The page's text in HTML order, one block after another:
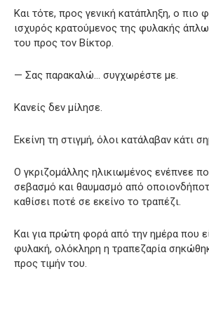
Και τότε, προς γενική κατάπληξη, ο πιο
ισχυρός κρατούμενος της φυλακής
του προς τον Βίκτορ.
— Σας παρακαλώ… συγχωρέστε με.
Κανείς δεν μίλησε.
Εκείνη τη στιγμή, όλοι κατάλαβαν κάτι
Ο γκριζομάλλης ηλικιωμένος ενέπνεε
σεβασμό και θαυμασμό από
καθίσει ποτέ σε εκείνο το τραπέζι.
Και για πρώτη φορά από την ημέρα που
φυλακή, ολόκληρη η τραπεζαρία
προς τιμήν του.